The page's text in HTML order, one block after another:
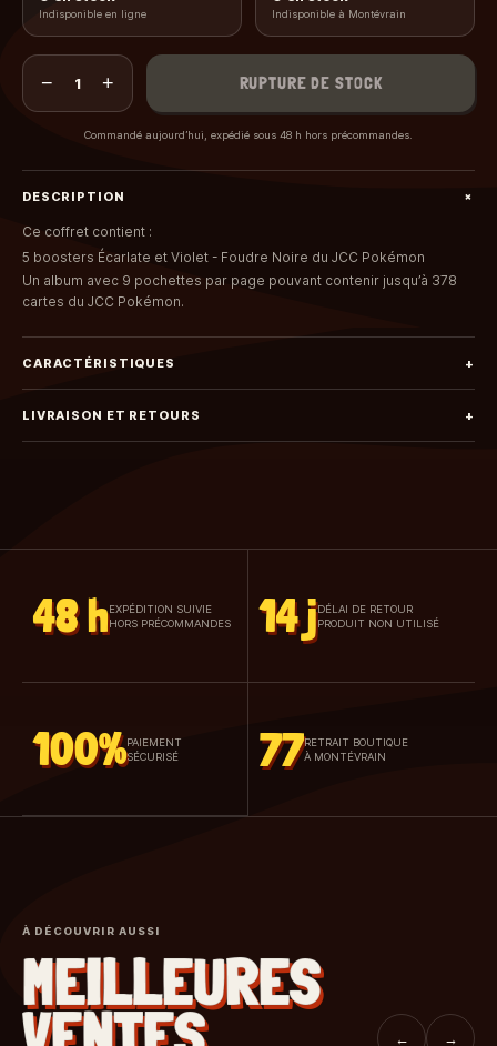
Indisponible en ligne Indisponible à Montévrain
− 1 + RUPTURE DE STOCK
Commandé aujourd’hui, expédié sous 48 h hors précommandes.
DESCRIPTION +
Ce coffret contient :
5 boosters Écarlate et Violet - Foudre Noire du JCC Pokémon
Un album avec 9 pochettes par page pouvant contenir jusqu’à 378
cartes du JCC Pokémon.
CARACTÉRISTIQUES +
LIVRAISON ET RETOURS +
48 hEXPÉDITION SUIVIE
HORS PRÉCOMMANDES
14 jDÉLAI DE RETOUR
PRODUIT NON UTILISÉ
100%PAIEMENT
SÉCURISÉ
77RETRAIT BOUTIQUE
À MONTÉVRAIN
À DÉCOUVRIR AUSSI
MEILLEURES
← →